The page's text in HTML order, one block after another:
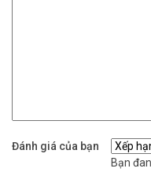
Cài đặt Phát hiện con
Bật còi cảnh báo tại chỗ,
Đánh giá của bạn
Bạn